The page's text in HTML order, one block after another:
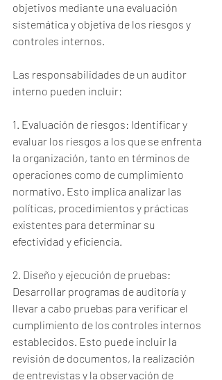
objetivos mediante una evaluación
sistemática y objetiva de los riesgos y
controles internos.
Las responsabilidades de un auditor
interno pueden incluir:
1. Evaluación de riesgos: Identificar y
evaluar los riesgos a los que se enfrenta
la organización, tanto en términos de
operaciones como de cumplimiento
normativo. Esto implica analizar las
políticas, procedimientos y prácticas
existentes para determinar su
efectividad y eficiencia.
2. Diseño y ejecución de pruebas:
Desarrollar programas de auditoría y
llevar a cabo pruebas para verificar el
cumplimiento de los controles internos
establecidos. Esto puede incluir la
revisión de documentos, la realización
de entrevistas y la observación de